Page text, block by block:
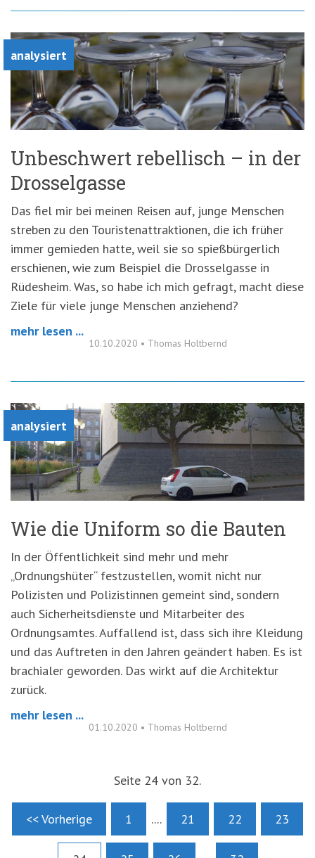
analysiert
Unbeschwert rebellisch – in der
Drosselgasse
Das fiel mir bei meinen Reisen auf, junge Menschen
streben zu den Touristenattraktionen, die ich früher
immer gemieden hatte, weil sie so spießbürgerlich
erschienen, wie zum Beispiel die Drosselgasse in
Rüdesheim. Was, so habe ich mich gefragt, macht diese
Ziele für viele junge Menschen anziehend?
mehr lesen ...
10.10.2020 • Thomas Holtbernd
analysiert
Wie die Uniform so die Bauten
In der Öffentlichkeit sind mehr und mehr
„Ordnungshüter“ festzustellen, womit nicht nur
Polizisten und Polizistinnen gemeint sind, sondern
auch Sicherheitsdienste und Mitarbeiter des
Ordnungsamtes. Auffallend ist, dass sich ihre Kleidung
und das Auftreten in den Jahren geändert haben. Es ist
brachialer geworden. Das wirkt auf die Architektur
zurück.
mehr lesen ...
01.10.2020 • Thomas Holtbernd
Seite 24 von 32.
<< Vorherige 1 .... 21 22 23